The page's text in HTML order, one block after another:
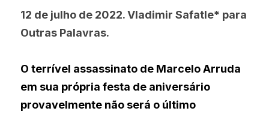
12 de julho de 2022. Vladimir Safatle* para
Outras Palavras.
O terrível assassinato de Marcelo Arruda
em sua própria festa de aniversário
provavelmente não será o último